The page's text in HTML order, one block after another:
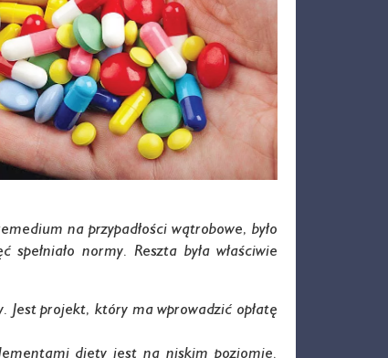
na przypadłości wątrobowe, było
normy. Reszta była właściwie
projekt, który ma wprowadzić opłatę
diety jest na niskim poziomie.